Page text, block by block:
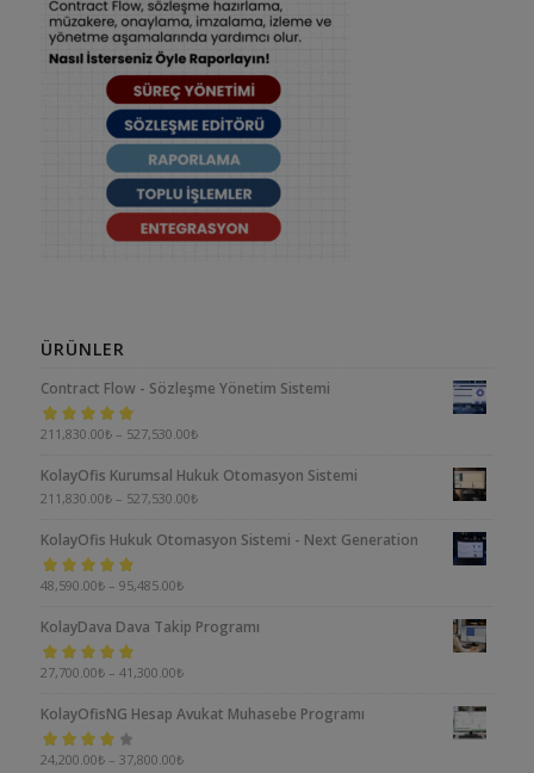
ÜRÜNLER
Contract Flow - Sözleşme Yönetim Sistemi
5 üzerinden
211,830.00₺ – 527,530.00₺
KolayOfis Kurumsal Hukuk Otomasyon Sistemi
211,830.00₺ – 527,530.00₺
KolayOfis Hukuk Otomasyon Sistemi - Next Generation
5 üzerinden
48,590.00₺ – 95,485.00₺
KolayDava Dava Takip Programı
5 üzerinden
27,700.00₺ – 41,300.00₺
KolayOfisNG Hesap Avukat Muhasebe Programı
5
24,200.00₺ – 37,800.00₺